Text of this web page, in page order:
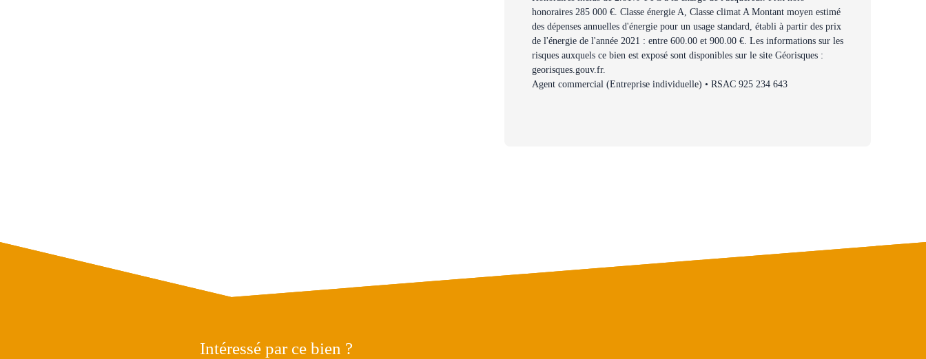
honoraires 285 000 €. Classe énergie A, Classe climat A Montant moyen estimé
des dépenses annuelles d'énergie pour un usage standard, établi à partir des prix
de l'énergie de l'année 2021 : entre 600.00 et 900.00 €. Les informations sur les
risques auxquels ce bien est exposé sont disponibles sur le site Géorisques :
georisques.gouv.fr.
Agent commercial (Entreprise individuelle) • RSAC 925 234 643
Intéressé par ce bien ?